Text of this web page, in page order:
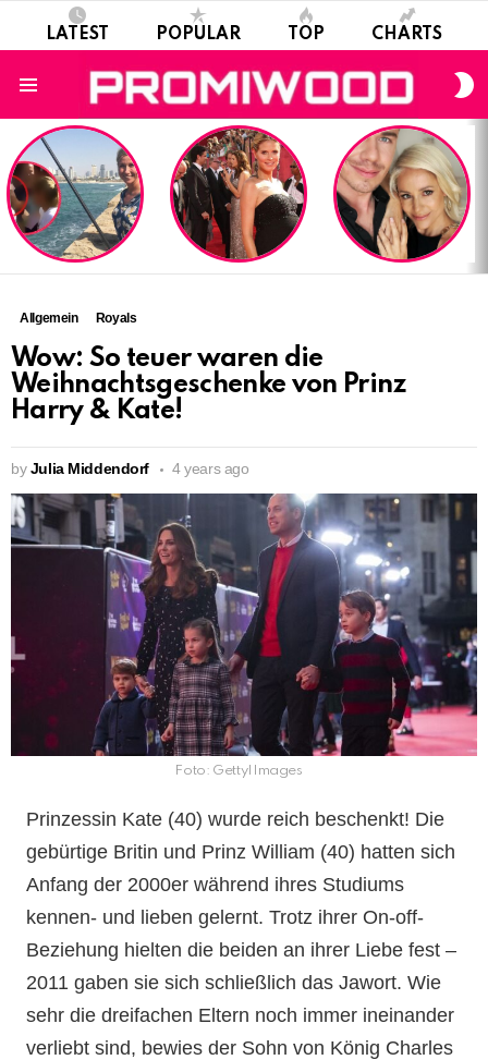
LATEST POPULAR TOP CHARTS
LATEST
STORIES
Allgemein Royals
Wow: So teuer waren die
Weihnachtsgeschenke von Prinz
Harry & Kate!
by Julia Middendorf 4 years ago
Foto: GettyIImages
Prinzessin Kate (40) wurde reich beschenkt! Die
gebürtige Britin und Prinz William (40) hatten sich
Anfang der 2000er während ihres Studiums
kennen- und lieben gelernt. Trotz ihrer On-off-
Beziehung hielten die beiden an ihrer Liebe fest –
2011 gaben sie sich schließlich das Jawort. Wie
sehr die dreifachen Eltern noch immer ineinander
verliebt sind, bewies der Sohn von König Charles